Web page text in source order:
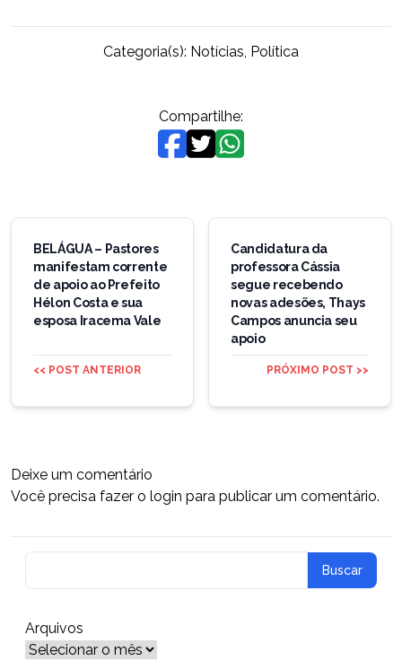
Categoria(s): Notícias Política
Compartilhe:
Navegação
Post
BELÁGUA – Pastores
manifestam corrente
de apoio ao Prefeito
Hélon Costa e sua
esposa Iracema Vale
<< POST ANTERIOR
Candidatura da
professora Cássia
segue recebendo
novas adesões, Thays
Campos anuncia seu
apoio
PRÓXIMO POST >>
Deixe um comentário
Você precisa fazer o login para publicar um comentário.
Arquivos
Arquivos